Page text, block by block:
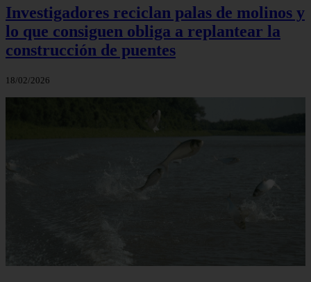
Investigadores reciclan palas de molinos y
lo que consiguen obliga a replantear la
construcción de puentes
18/02/2026